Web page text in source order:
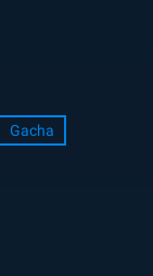
Gacha